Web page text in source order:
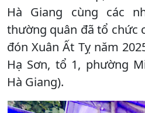
Hà Giang cùng các
thường quân đã tổ chức
đón Xuân Ất Tỵ năm
Hạ Sơn, tổ 1, phường
Hà Giang).